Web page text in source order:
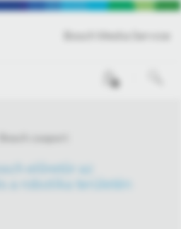
előretör az
a robotika területén